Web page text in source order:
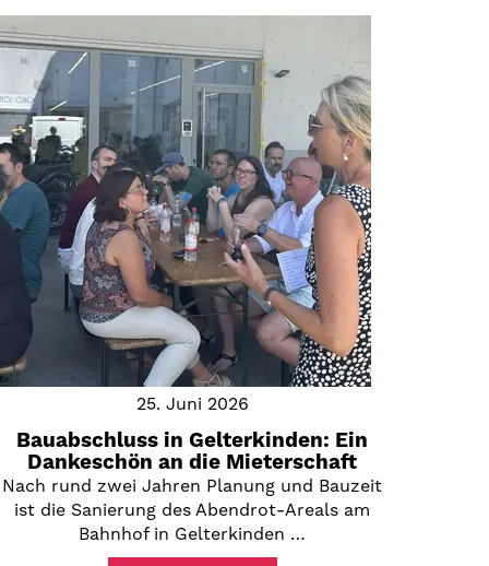
25. Juni 2026
Bauabschluss in Gelterkinden: Ein
Dankeschön an die Mieterschaft
Nach rund zwei Jahren Planung und Bauzeit
ist die Sanierung des Abendrot-Areals am
Bahnhof in Gelterkinden …